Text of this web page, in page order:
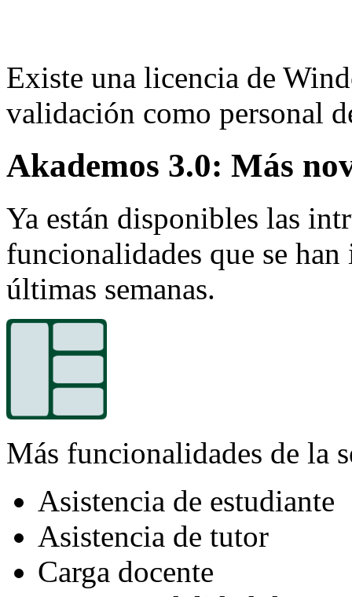
Existe una licencia de
validación como personal
Akademos 3.0: Más
Ya están disponibles las
funcionalidades que se
últimas semanas.
Más funcionalidades de la
Asistencia de estudiante
Asistencia de tutor
Carga docente